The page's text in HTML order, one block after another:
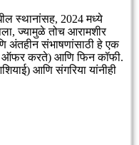
स्थानांसह, 2024 मध्ये
ज्यामुळे तोच आरामशीर
अंतहीन संभाषणांसाठी हे एक
ऑफर करते) आणि फिन कॉफी.
आणि संगरिया यांनीही